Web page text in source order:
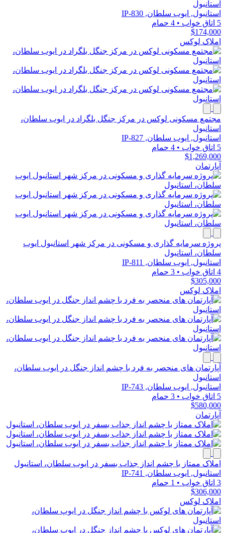
استانبول
استانبول, ایوب سلطان, IP-830
5 اتاق خواب
• 4 حمام
$174,000
املاک لوکس
مجتمع مسکونی لوکس در مرکز جنگل بلگراد در ایوب سلطان،
استانبول
استانبول, ایوب سلطان, IP-827
5 اتاق خواب
• 4 حمام
$1,269,000
آپارتمان
پروژه سرمایه گذاری و مسکونی در مرکز شهر استانبول ایوب
سلطان، استانبول
استانبول, ایوب سلطان, IP-811
4 اتاق خواب
• 3 حمام
$305,000
املاک لوکس
آپارتمان های منحصر به فرد با چشم انداز جنگل در ایوب سلطان،
استانبول
استانبول, ایوب سلطان, IP-743
5 اتاق خواب
• 3 حمام
$580,000
آپارتمان
املاک ممتاز با چشم انداز جذاب بسفر در ایوب سلطان، استانبول
استانبول, ایوب سلطان, IP-741
3 اتاق خواب
• 1 حمام
$306,000
املاک لوکس